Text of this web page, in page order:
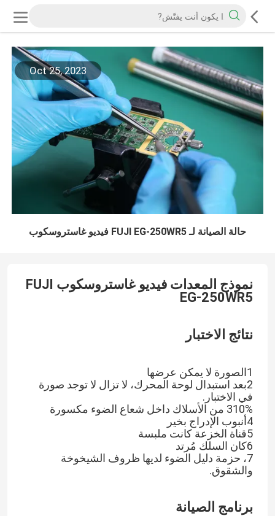
Oct 25, 2023
حالة الصيانة لـ FUJI EG-250WR5 فيديو غاستروسكوب
نموذج المعدات
فيديو غاستروسكوب FUJI
EG-250WR5
نتائج الاختبار
1الصورة لا يمكن عرضها
2بعد استبدال لوحة المحرك، لا تزال لا توجد صورة
في الاختبار.
310% من الأسلاك داخل شعاع الضوء مكسورة
4أنبوب الإدراج بخير
5قناة الخزعة كانت ملبسة
6كان السلك مُرتد
7، حزمة دليل الضوء لديها ظروف الشيخوخة
والشقوق.
برنامج الصيانة